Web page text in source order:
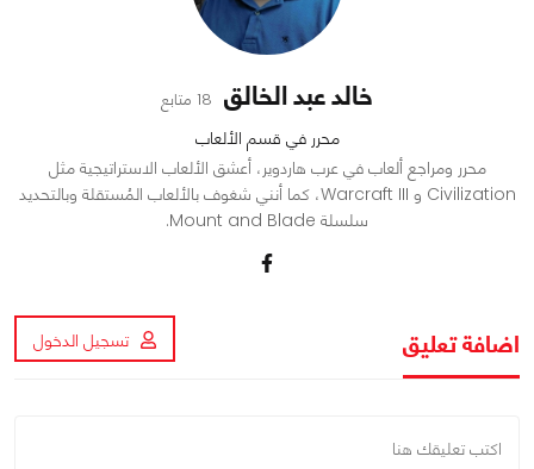
خالد عبد الخالق 18 متابع
محرر في قسم الألعاب
محرر ومراجع ألعاب في عرب هاردوير، أعشق الألعاب الاستراتيجية مثل
Civilization و Warcraft III، كما أنني شغوف بالألعاب المُستقلة وبالتحديد
سلسلة Mount and Blade.
اضافة تعليق تسجيل الدخول